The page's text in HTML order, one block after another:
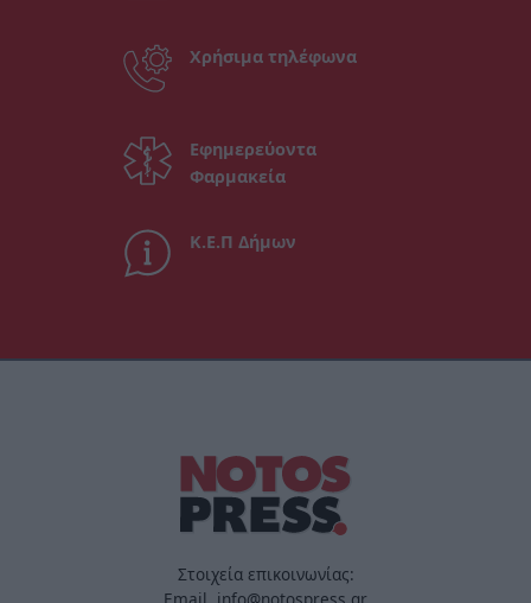
Χρήσιμα τηλέφωνα
Εφημερεύοντα
Φαρμακεία
Κ.Ε.Π Δήμων
Στοιχεία επικοινωνίας: